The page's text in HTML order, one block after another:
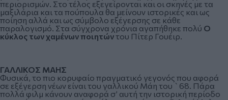
περιορισμών. Στο τέλος εξεγείρονται και οι σκηνές με τα
μαξιλάρια και τα πούπουλα θα μείνουν ιστορικές και ως
ποίηση αλλά και ως σύμβολο εξέγερσης σε κάθε
παραλογισμό. Στα σύγχρονα χρόνια αγαπήθηκε πολύ Ο
κύκλος των χαμένων ποιητώντου Πίτερ Γουέιρ.
ΓΑΛΛΙΚΟΣ ΜΑΗΣ
Φυσικά, το πιο κορυφαίο πραγματικό γεγονός που αφορά
σε εξέγερση νέων είναι του γαλλικού Μάη του `68. Πάρα
πολλά φιλμ κάνουν αναφορά σ’ αυτή την ιστορική περίοδο